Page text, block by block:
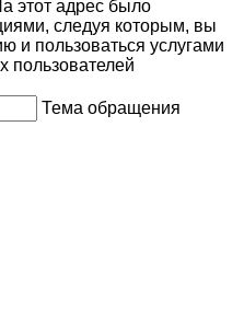
этот адрес было
следуя которым, вы
и пользоваться услугами
пользователей
Тема обращения